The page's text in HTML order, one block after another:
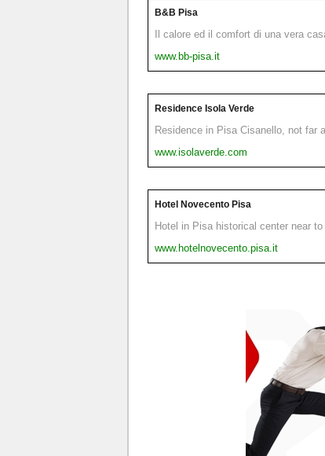
B&B Pisa
Il calore ed il comfort di una vera
www.bb-pisa.it
Residence Isola Verde
Residence in Pisa Cisanello, not far
www.isolaverde.com
Hotel Novecento Pisa
Hotel in Pisa historical center near
www.hotelnovecento.pisa.it